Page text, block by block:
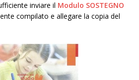
inviare il Modulo SOSTEGNO
compilato e allegare la copia del